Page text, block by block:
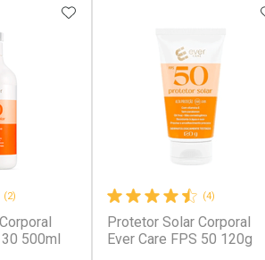
Ativar Desconto
(2)
30 500ml
ADICIONAR AOS
(4)
Protetor Solar Corporal
Ever Care FPS 50 120g